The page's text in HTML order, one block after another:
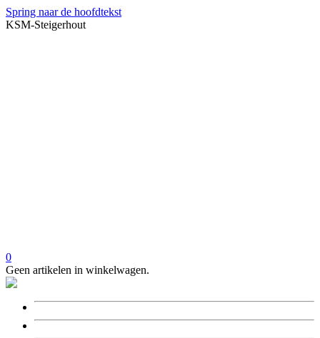
Spring naar de hoofdtekst
KSM-Steigerhout
0
Geen artikelen in winkelwagen.